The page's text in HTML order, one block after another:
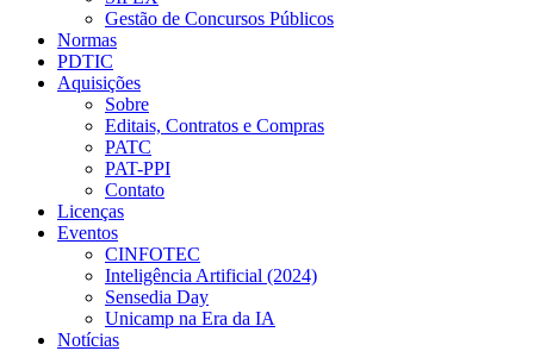
Gestão de Concursos Públicos
Normas
PDTIC
Aquisições
Sobre
Editais, Contratos e Compras
PATC
PAT-PPI
Contato
Licenças
Eventos
CINFOTEC
Inteligência Artificial (2024)
Sensedia Day
Unicamp na Era da IA
Notícias